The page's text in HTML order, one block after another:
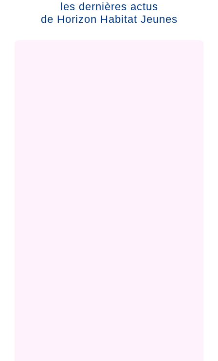
les dernières actus
de Horizon Habitat Jeunes